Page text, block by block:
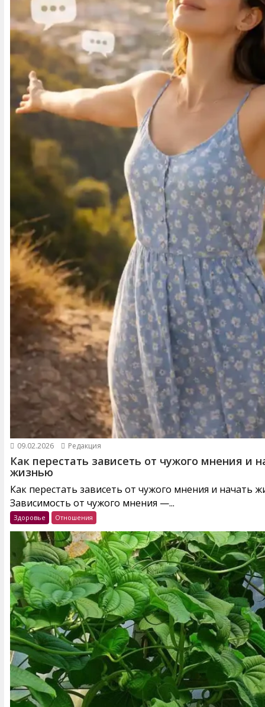
09.02.2026 Редакция
Как перестать зависеть от чужого мнения и
жизнью
Как перестать зависеть от чужого мнения и начать
Зависимость от чужого мнения —...
Здоровье Отношения